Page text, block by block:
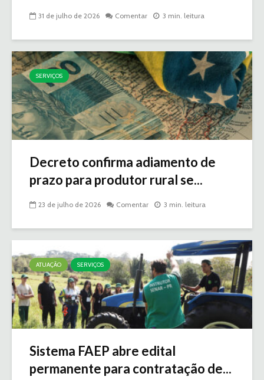
31 de julho de 2026 Comentar 3 min. leitura
SERVIÇOS
Decreto confirma adiamento de
prazo para produtor rural se...
23 de julho de 2026 Comentar 3 min. leitura
ATUAÇÃO SERVIÇOS
Sistema FAEP abre edital
permanente para contratação de...